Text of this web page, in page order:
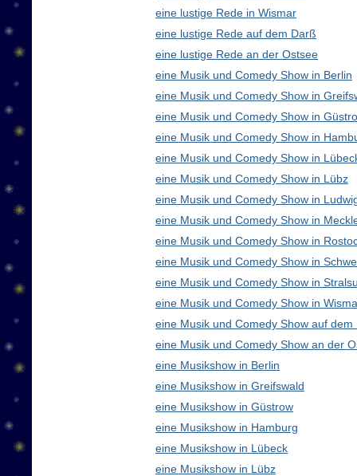
eine lustige Rede in Wismar
eine lustige Rede auf dem Darß
eine lustige Rede an der Ostsee
eine Musik und Comedy Show in Berlin
eine Musik und Comedy Show in
eine Musik und Comedy Show in
eine Musik und Comedy Show in
eine Musik und Comedy Show in
eine Musik und Comedy Show in Lübz
eine Musik und Comedy Show in
eine Musik und Comedy Show in
eine Musik und Comedy Show in
eine Musik und Comedy Show in
eine Musik und Comedy Show in
eine Musik und Comedy Show in
eine Musik und Comedy Show auf dem
eine Musik und Comedy Show an der
eine Musikshow in Berlin
eine Musikshow in Greifswald
eine Musikshow in Güstrow
eine Musikshow in Hamburg
eine Musikshow in Lübeck
eine Musikshow in Lübz